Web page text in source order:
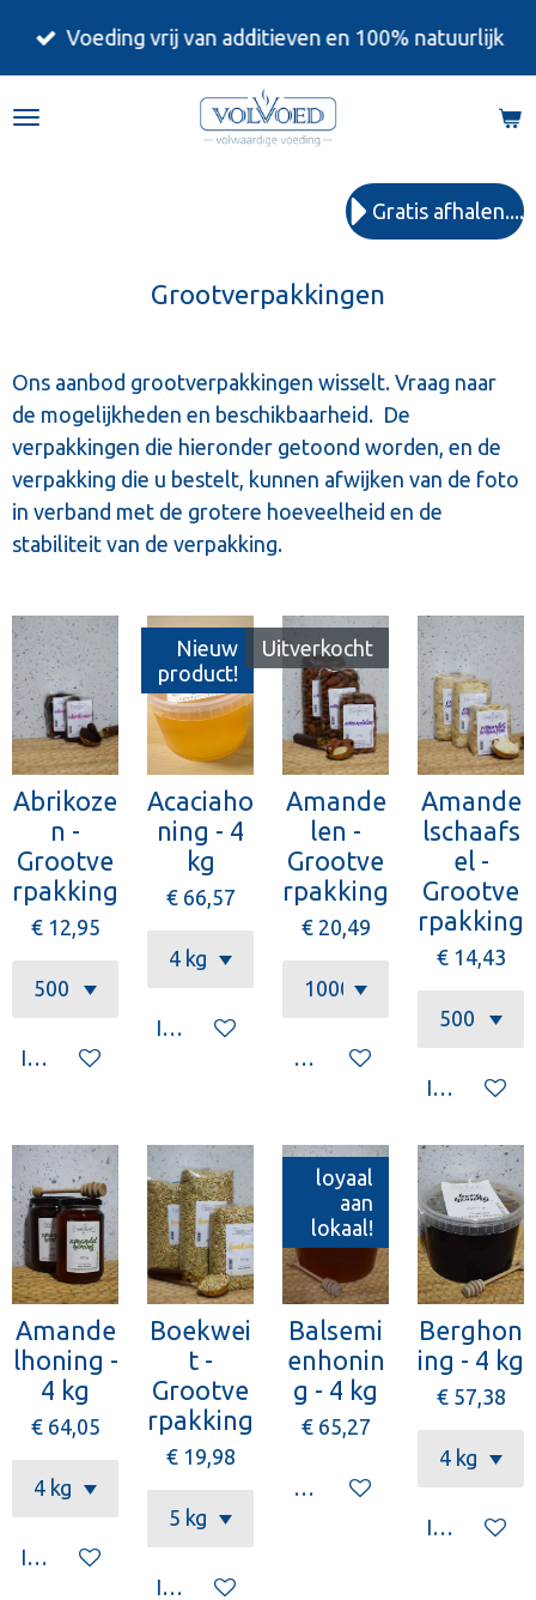
de
Voeding vrij van additieven en 100% natuurlijk
Gratis afhalen....
Grootverpakkingen
Ons aanbod grootverpakkingen wisselt. Vraag naar
de mogelijkheden en beschikbaarheid. De
verpakkingen die hieronder getoond worden, en de
verpakking die u bestelt, kunnen afwijken van de foto
in verband met de grotere hoeveelheid en de
stabiliteit van de verpakking.
Abrikoze
n -
Grootve
rpakking
€ 12,95
In winkelwagen
Nieuw
product!
Acaciaho
ning - 4
kg
€ 66,57
In winkelwagen
Uitverkocht
Amande
len -
Grootve
rpakking
€ 20,49
Houd mij op de hoogte
Amande
lschaafs
el -
Grootve
rpakking
€ 14,43
In
Amande
lhoning -
4 kg
€ 64,05
In winkelwagen
Boekwei
t -
Grootve
rpakking
€ 19,98
In winkelwagen
loyaal
aan
lokaal!
Balsemi
enhonin
g - 4 kg
€ 65,27
Houd mij op de hoogte
Berghon
ing - 4 kg
€ 57,38
In